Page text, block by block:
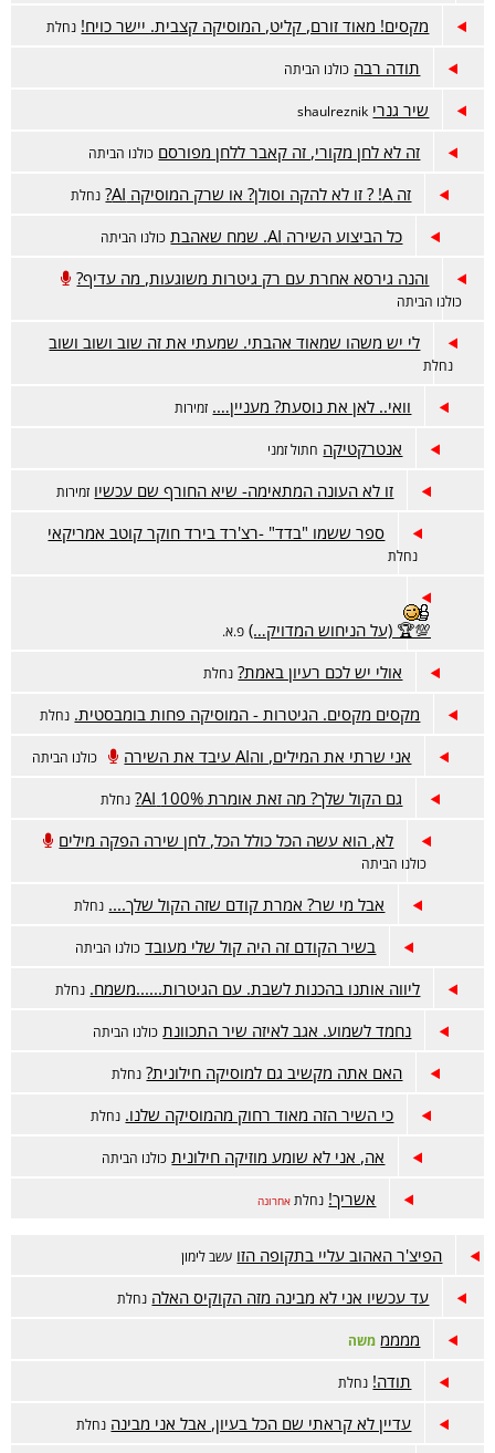
מקסים! מאוד זורם, קליט, המוסיקה קצבית. יישר כויח! נחלת
תודה רבה כולנו הביתה
שיר גנרי shaulreznik
זה לא לחן מקורי, זה קאבר ללחן מפורסם כולנו הביתה
זה A! ? זו לא להקה וסולן? או שרק המוסיקה AI? נחלת
כל הביצוע השירה AI. שמח שאהבת כולנו הביתה
והנה גירסא אחרת עם רק גיטרות משוגעות, מה עדיף?
כולנו הביתה
לי יש משהו שמאוד אהבתי. שמעתי את זה שוב ושוב ושוב
נחלת
וואי.. לאן את נוסעת? מעניין…. זמירות
אנטרקטיקה חתול זמני
זו לא העונה המתאימה- שיא החורף שם עכשיו זמירות
ספר ששמו "בדד" -רצ'רד בירד חוקר קוטב אמריקאי
נחלת
💯🏆 (על הניחוש המדויק…) פ.א.
אולי יש לכם רעיון באמת? נחלת
מקסים מקסים. הגיטרות - המוסיקה פחות בומבסטית. נחלת
אני שרתי את המילים, והAI עיבד את השירה כולנו הביתה
גם הקול שלך? מה זאת אומרת 100% AI? נחלת
לא, הוא עשה הכל כולל הכל, לחן שירה הפקה מילים
כולנו הביתה
אבל מי שר? אמרת קודם שזה הקול שלך.... נחלת
בשיר הקודם זה היה קול שלי מעובד כולנו הביתה
ליווה אותנו בהכנות לשבת. עם הגיטרות......משמח. נחלת
נחמד לשמוע. אגב לאיזה שיר התכוונת כולנו הביתה
האם אתה מקשיב גם למוסיקה חילונית? נחלת
כי השיר הזה מאוד רחוק מהמוסיקה שלנו. נחלת
אה, אני לא שומע מוזיקה חילונית כולנו הביתה
אשריך! נחלת אחרונה
הפיצ'ר האהוב עליי בתקופה הזו עשב לימון
עד עכשיו אני לא מבינה מזה הקוקיס האלה נחלת
ממממ משה
תודה! נחלת
עדיין לא קראתי שם הכל בעיון, אבל אני מבינה נחלת